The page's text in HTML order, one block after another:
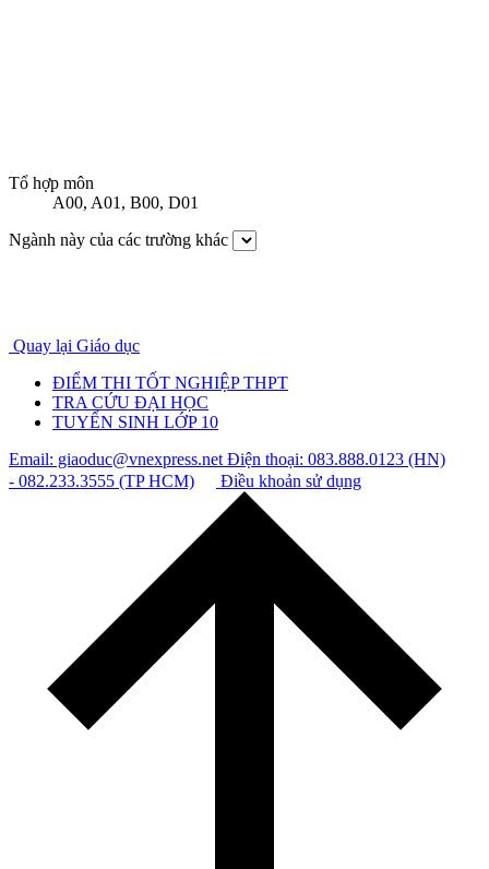
Tổ hợp môn
A00, A01, B00, D01
Ngành này của các trường khác
Quay lại Giáo dục
ĐIỂM THI TỐT NGHIỆP THPT
TRA CỨU ĐẠI HỌC
TUYỂN SINH LỚP 10
Email: giaoduc@vnexpress.netĐiện thoại: 083.888.0123 (HN)
- 082.233.3555 (TP HCM)
Điều khoản sử dụng